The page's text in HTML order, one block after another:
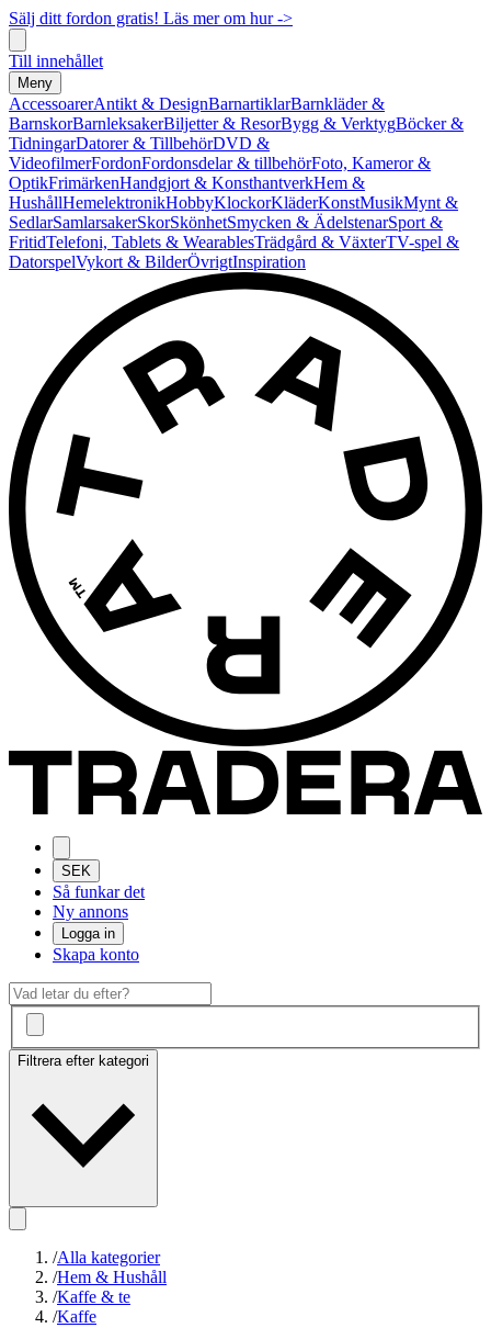
Sälj ditt fordon gratis! Läs mer om hur ->
Till innehållet
Meny
AccessoarerAntikt & DesignBarnartiklarBarnkläder &
BarnskorBarnleksakerBiljetter & ResorBygg & VerktygBöcker &
TidningarDatorer & TillbehörDVD &
VideofilmerFordonFordonsdelar & tillbehörFoto, Kameror &
OptikFrimärkenHandgjort & KonsthantverkHem &
HushållHemelektronikHobbyKlockorKläderKonstMusikMynt &
SedlarSamlarsakerSkorSkönhetSmycken & ÄdelstenarSport &
FritidTelefoni, Tablets & WearablesTrädgård & VäxterTV-spel &
DatorspelVykort & BilderÖvrigtInspiration
SEK
Så funkar det
Ny annons
Logga in
Skapa konto
Filtrera efter kategori
/Alla kategorier
/Hem & Hushåll
/Kaffe & te
/Kaffe